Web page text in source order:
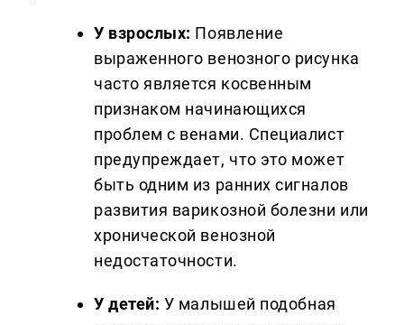
У взрослых: Появление
выраженного венозного рисунка
часто является косвенным
признаком начинающихся
проблем с венами. Специалист
предупреждает, что это может
быть одним из ранних сигналов
развития варикозной болезни или
хронической венозной
недостаточности.
У детей: У малышей подобная